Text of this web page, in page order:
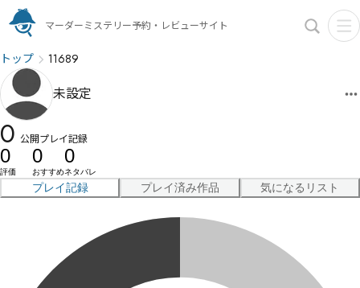
マーダーミステリー予約・レビューサイト
トップ 11689
未設定
0 公開プレイ記録
0
評価
0
おすすめ
0
ネタバレ
プレイ記録 プレイ済み作品 気になるリスト